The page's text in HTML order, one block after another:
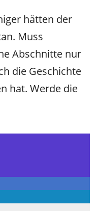
hätten der
Muss
Abschnitte nur
die Geschichte
hat. Werde die